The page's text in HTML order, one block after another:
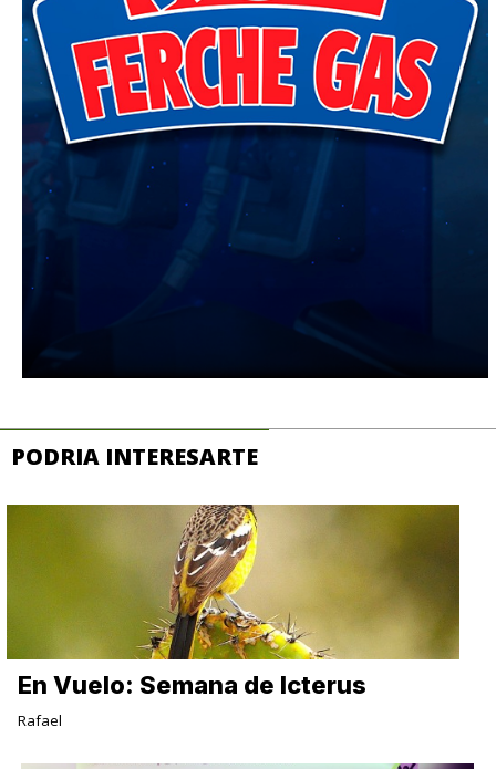
PODRIA INTERESARTE
En Vuelo: Semana de Icterus
Rafael